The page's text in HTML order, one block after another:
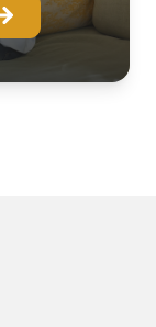
Tours
avec
afin de